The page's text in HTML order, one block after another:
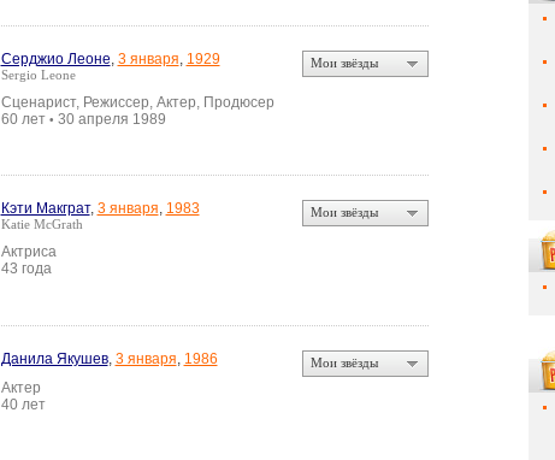
Серджио Леоне, 3 января, 1929
Sergio Leone
Сценарист, Режиссер, Актер, Продюсер
60 лет • 30 апреля 1989
Мои звёзды
Кэти Макграт, 3 января, 1983
Katie McGrath
Актриса
43 года
Мои звёзды
Данила Якушев, 3 января, 1986
Актер
40 лет
Мои звёзды